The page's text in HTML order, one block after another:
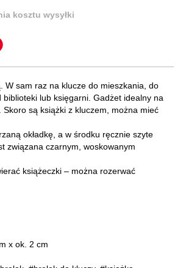
kosztu wysyłki
W sam raz na klucze do mieszkania, do
lub księgarni. Gadżet idealny na
Skoro są książki z kluczem, można mieć
okładkę, a w środku ręcznie szyte
związana czarnym, woskowanym
książeczki – można rozerwać
x ok. 2 cm